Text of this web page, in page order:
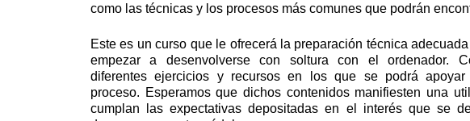
como las técnicas y los procesos más comunes que podrán
Este es un curso que le ofrecerá la preparación técnica
empezar a desenvolverse con soltura con el ordenador.
diferentes ejercicios y recursos en los que se podrá apoyar
proceso. Esperamos que dichos contenidos manifiesten una
cumplan las expectativas depositadas en el interés que se